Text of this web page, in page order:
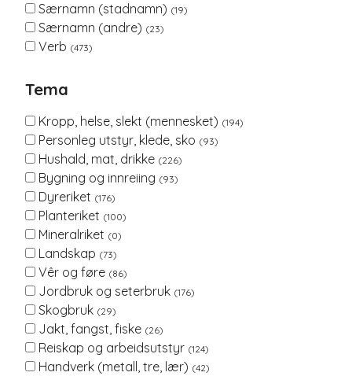
Særnamn (stadnamn) (19)
Særnamn (andre) (23)
Verb (473)
Tema
Kropp, helse, slekt (mennesket) (194)
Personleg utstyr, klede, sko (93)
Hushald, mat, drikke (226)
Bygning og innreiing (93)
Dyreriket (176)
Planteriket (100)
Mineralriket (0)
Landskap (73)
Vêr og føre (86)
Jordbruk og seterbruk (176)
Skogbruk (29)
Jakt, fangst, fiske (26)
Reiskap og arbeidsutstyr (124)
Handverk (metall, tre, lær) (42)